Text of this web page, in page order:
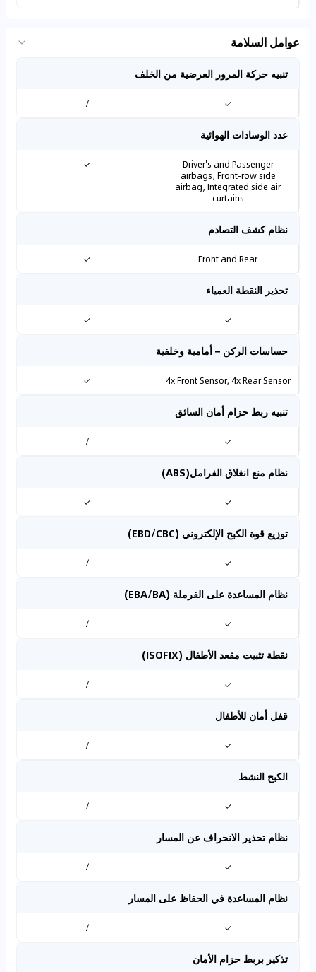
عوامل السلامة
تنبيه حركة المرور العرضية من الخلف
✓
/
عدد الوسادات الهوائية
Driver's and Passenger
airbags, Front-row side
airbag, Integrated side air
curtains
✓
نظام كشف التصادم
Front and Rear
✓
تحذير النقطة العمياء
✓
✓
حساسات الركن – أمامية وخلفية
4x Front Sensor, 4x Rear Sensor
✓
تنبيه ربط حزام أمان السائق
✓
/
نظام منع انغلاق الفرامل(ABS)
✓
✓
توزيع قوة الكبح الإلكتروني (EBD/CBC)
✓
/
نظام المساعدة على الفرملة (EBA/BA)
✓
/
نقطة تثبيت مقعد الأطفال (ISOFIX)
✓
/
قفل أمان للأطفال
✓
/
الكبح النشط
✓
/
نظام تحذير الانحراف عن المسار
✓
/
نظام المساعدة في الحفاظ على المسار
✓
/
تذكير بربط حزام الأمان